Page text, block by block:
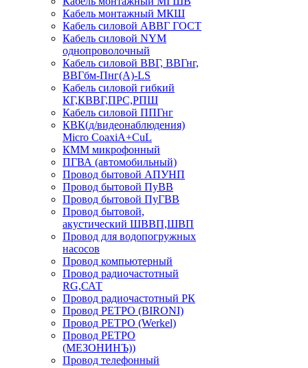
Кабель монтажный МКШ
Кабель силовой АВВГ ГОСТ
Кабель силовой NYM
однопроволочный
Кабель силовой ВВГ, ВВГнг,
ВВГбм-Пнг(А)-LS
Кабель силовой гибкий
КГ,КВВГ,ПРС,РПШ
Кабель силовой ППГнг
КВК(д/видеонаблюдения)
Micro CoaxiA+CuL
КММ микрофонный
ПГВА (автомобильный)
Провод бытовой АПУНП
Провод бытовой ПуВВ
Провод бытовой ПуГВВ
Провод бытовой,
акустический ШВВП,ШВП
Провод для водопогружных
насосов
Провод компьютерный
Провод радиочастотный
RG,САТ
Провод радиочастотный РК
Провод РЕТРО (BIRONI)
Провод РЕТРО (Werkel)
Провод РЕТРО
(МЕЗОНИНЪ))
Провод телефонный